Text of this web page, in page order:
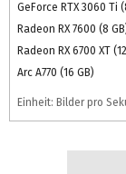
GeForce RTX 3060 Ti
Radeon RX 7600 (8
Radeon RX 6700 XT
Arc A770 (16 GB)
Einheit: Bilder pro